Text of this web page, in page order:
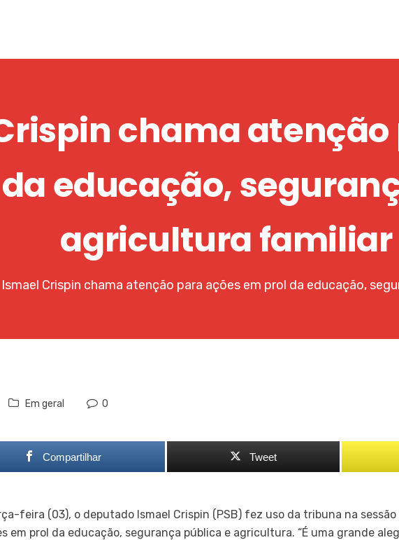
chama atenção
educação,
agricultura familiar
Ismael Crispin chama atenção para ações em prol da educação,
Em geral 0
Compartilhar Tweet
feira (03), o deputado Ismael Crispin (PSB) fez uso da tribuna na
em prol da educação, segurança pública e agricultura. “É uma grande